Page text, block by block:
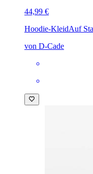
44,99 €
Hoodie-KleidAuf
von D-Cade